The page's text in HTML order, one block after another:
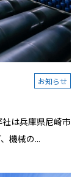
お知らせ
は兵庫県尼崎市
機械の...